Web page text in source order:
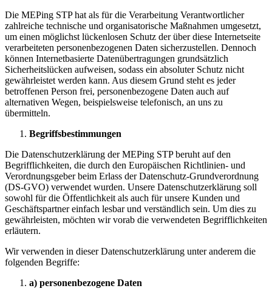
Die MEPing STP hat als für die Verarbeitung Verantwortlicher
zahlreiche technische und organisatorische Maßnahmen umgesetzt,
um einen möglichst lückenlosen Schutz der über diese Internetseite
verarbeiteten personenbezogenen Daten sicherzustellen. Dennoch
können Internetbasierte Datenübertragungen grundsätzlich
Sicherheitslücken aufweisen, sodass ein absoluter Schutz nicht
gewährleistet werden kann. Aus diesem Grund steht es jeder
betroffenen Person frei, personenbezogene Daten auch auf
alternativen Wegen, beispielsweise telefonisch, an uns zu
übermitteln.
Begriffsbestimmungen
Die Datenschutzerklärung der MEPing STP beruht auf den
Begrifflichkeiten, die durch den Europäischen Richtlinien- und
Verordnungsgeber beim Erlass der Datenschutz-Grundverordnung
(DS-GVO) verwendet wurden. Unsere Datenschutzerklärung soll
sowohl für die Öffentlichkeit als auch für unsere Kunden und
Geschäftspartner einfach lesbar und verständlich sein. Um dies zu
gewährleisten, möchten wir vorab die verwendeten Begrifflichkeiten
erläutern.
Wir verwenden in dieser Datenschutzerklärung unter anderem die
folgenden Begriffe:
a) personenbezogene Daten